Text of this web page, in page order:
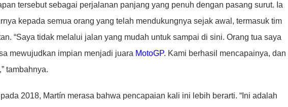
tersebut sebagai perjalanan panjang yang penuh dengan pasang surut. Ia
kepada semua orang yang telah mendukungnya sejak awal, termasuk tim
“Saya tidak melalui jalan yang mudah untuk sampai di sini. Orang tua saya
mewujudkan impian menjadi juara MotoGP. Kami berhasil mencapainya, dan
tambahnya.
2018, Martín merasa bahwa pencapaian kali ini lebih berarti. “Ini adalah